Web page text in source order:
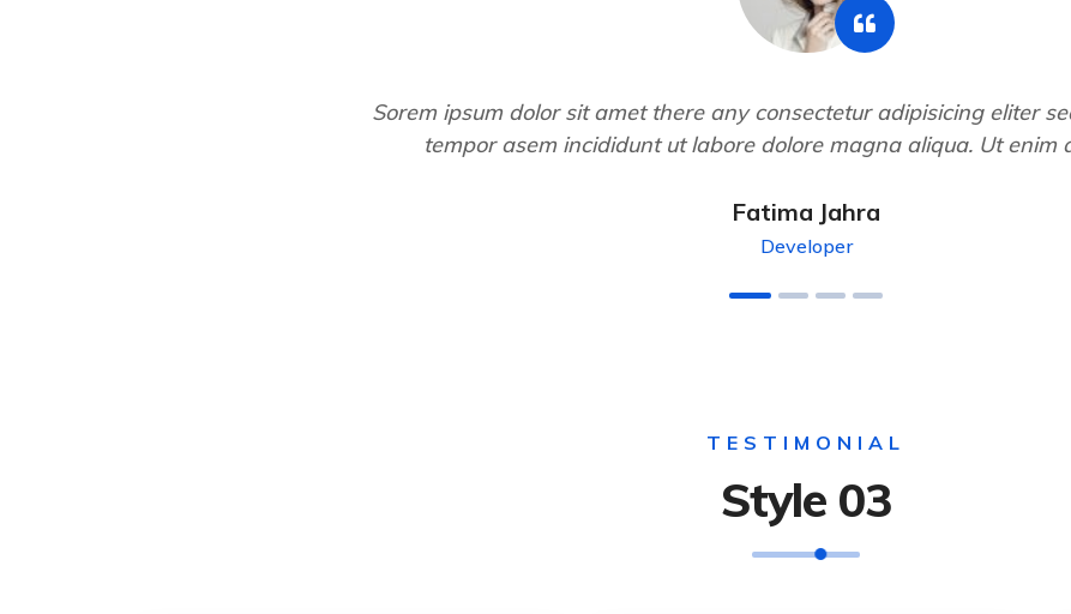
Sorem ipsum dolor sit amet there any consectetur adipisicing eliter
tempor asem incididunt ut labore dolore magna aliqua. Ut enim
Fatima Jahra
Developer
TESTIMONIAL
Style 03